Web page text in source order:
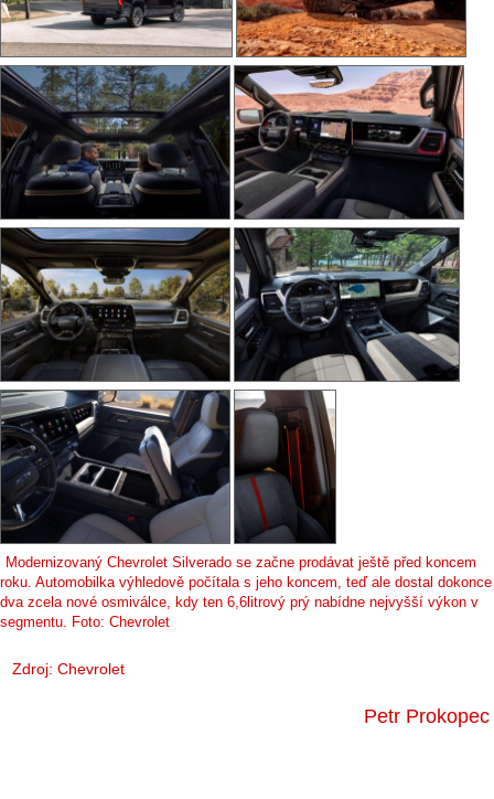
Modernizovaný Chevrolet Silverado se začne prodávat ještě před koncem
roku. Automobilka výhledově počítala s jeho koncem, teď ale dostal dokonce
dva zcela nové osmiválce, kdy ten 6,6litrový prý nabídne nejvyšší výkon v
segmentu. Foto: Chevrolet
Zdroj: Chevrolet
Petr Prokopec